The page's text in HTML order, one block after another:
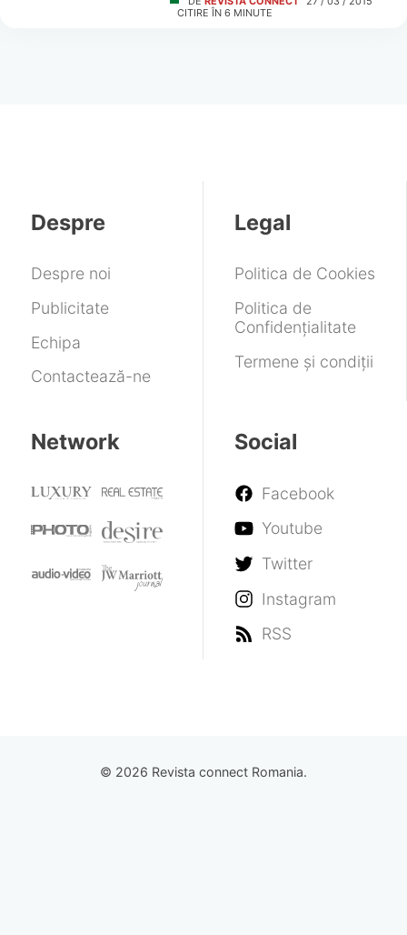
CITIRE ÎN 6 MINUTE
Despre
Despre noi
Publicitate
Echipa
Contactează-ne
Legal
Politica de Cookies
Politica de
Confidențialitate
Termene și condiții
Network Social
Facebook
Youtube
Twitter
Instagram
RSS
© 2026 Revista connect Romania.